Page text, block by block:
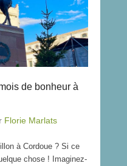
de bonheur à
Florie Marlats
à Cordoue ? Si ce
chose ! Imaginez-